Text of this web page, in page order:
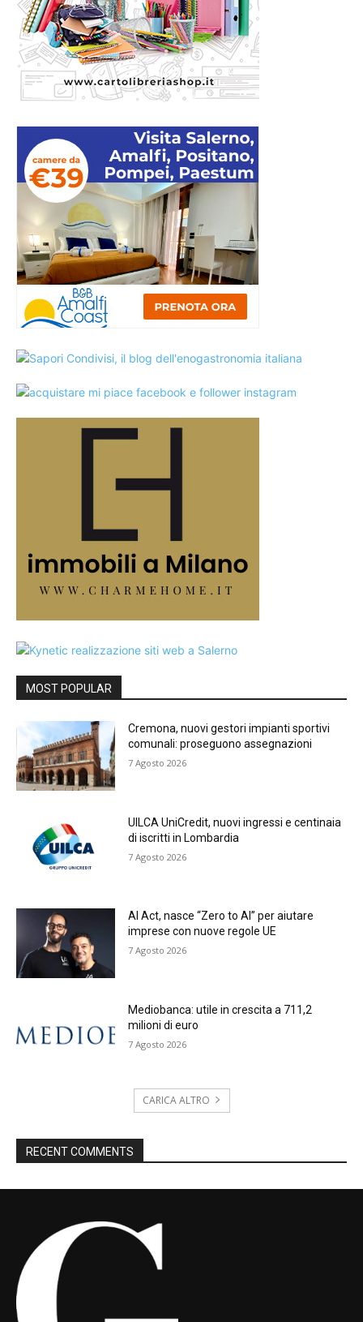
MOST POPULAR
Cremona, nuovi gestori impianti sportivi
comunali: proseguono assegnazioni
7 Agosto 2026
UILCA UniCredit, nuovi ingressi e centinaia
di iscritti in Lombardia
7 Agosto 2026
AI Act, nasce “Zero to AI” per aiutare
imprese con nuove regole UE
7 Agosto 2026
Mediobanca: utile in crescita a 711,2
milioni di euro
7 Agosto 2026
CARICA ALTRO
RECENT COMMENTS